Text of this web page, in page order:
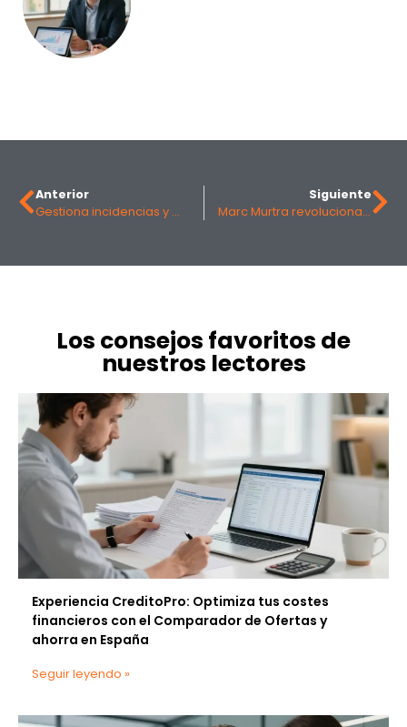
Anterior
Gestiona incidencias y mejora la experiencia de tu cliente
Siguiente
Marc Murtra revoluciona Telefónica con su plan estratégico y despierta el interés de toda Europa
Los consejos favoritos de
nuestros lectores
Experiencia CreditoPro: Optimiza tus costes
financieros con el Comparador de Ofertas y
ahorra en España
Seguir leyendo »